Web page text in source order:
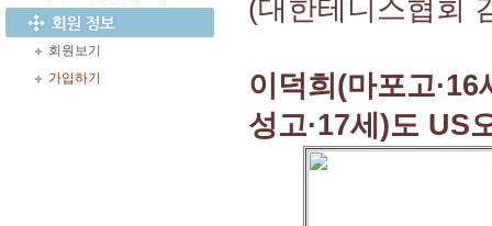
회원보기
가입하기
(대한테니스협회
이덕희(마포고
성고·17세)도 US